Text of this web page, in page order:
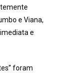
e Viana,
e
foram